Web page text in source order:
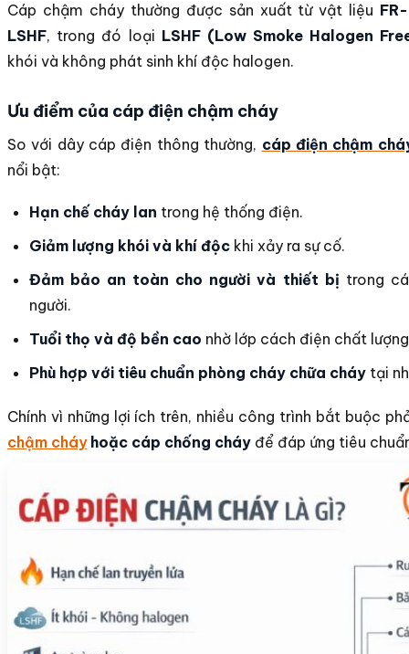
Cáp chậm cháy thường được sản xuất từ vật liệu
LSHF, trong đó loại LSHF (Low Smoke Halogen
khói và không phát sinh khí độc halogen.
Ưu điểm của cáp điện chậm cháy
So với dây cáp điện thông thường, cáp điện chậm
nổi bật:
Hạn chế cháy lan trong hệ thống điện.
Giảm lượng khói và khí độc khi xảy ra sự cố.
Đảm bảo an toàn cho người và thiết bị trong
người.
Tuổi thọ và độ bền cao nhờ lớp cách điện chất
Phù hợp với tiêu chuẩn phòng cháy chữa cháy tại
Chính vì những lợi ích trên, nhiều công trình bắt buộc
chậm cháyhoặc cáp chống cháy để đáp ứng tiêu